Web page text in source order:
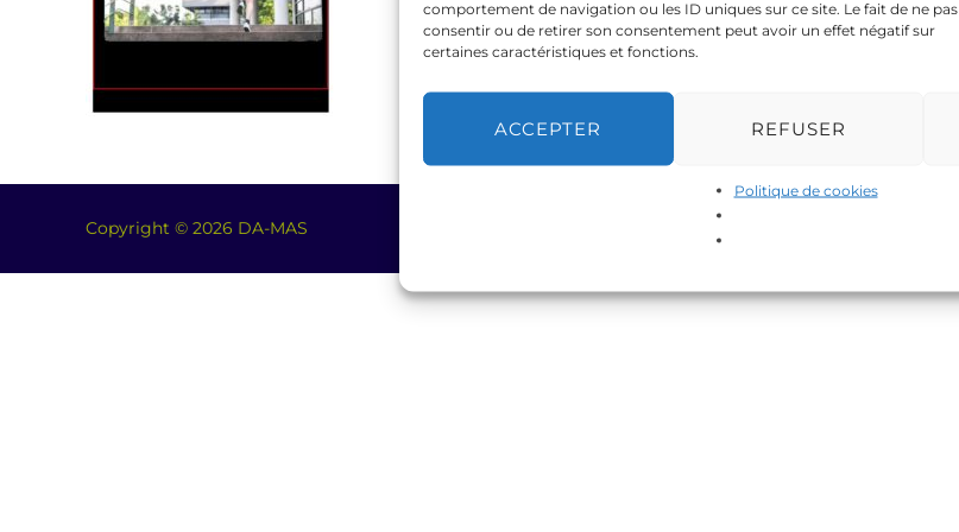
comportement de navigation ou les ID uniques sur ce site. Le fait de ne pas
consentir ou de retirer son consentement peut avoir un effet négatif sur
certaines caractéristiques et fonctions.
ACCEPTER REFUSER
Politique de cookies
Copyright © 2026 DA-MAS